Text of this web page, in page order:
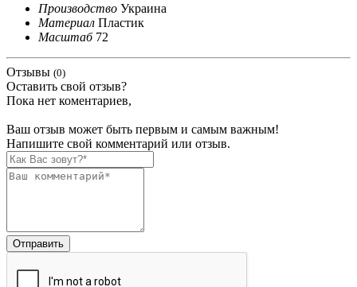
Производство Украина
Материал Пластик
Масштаб 72
Отзывы (0)
Оставить свой отзыв?
Пока нет коментариев,
Ваш отзыв может быть первым и самым важным!
Напишите свой комментарий или отзыв.